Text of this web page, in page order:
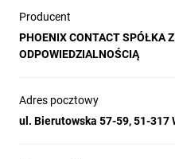
Producent
PHOENIX CONTACT SPÓŁKA
ODPOWIEDZIALNOŚCIĄ
Adres pocztowy
ul. Bierutowska 57-59, 51-317